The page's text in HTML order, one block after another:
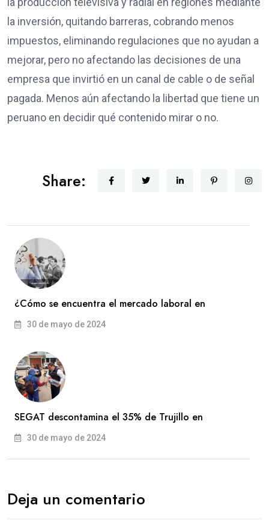
la inversión, quitando barreras, cobrando menos
impuestos, eliminando regulaciones que no ayudan a
mejorar, pero no afectando las decisiones de una
empresa que invirtió en un canal de cable o de señal
pagada. Menos aún afectando la libertad que tiene un
peruano en decidir qué contenido mirar o no.
Share:
¿Cómo se encuentra el mercado laboral en
30 de mayo de 2024
SEGAT descontamina el 35% de Trujillo en
30 de mayo de 2024
Deja un comentario